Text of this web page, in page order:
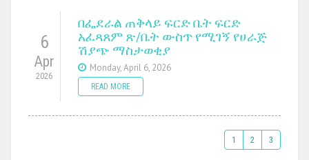
6
Apr
2026
በፌደራል ጠቅላይ ፍርድ ቤት ፍርድ
አፈጻጸም ጽ/ቤት ውስጥ የሚገኝ የሀራጅ
ሽያጭ ማስታወቂያ
Monday, April 6, 2026
READ MORE
1 2 3